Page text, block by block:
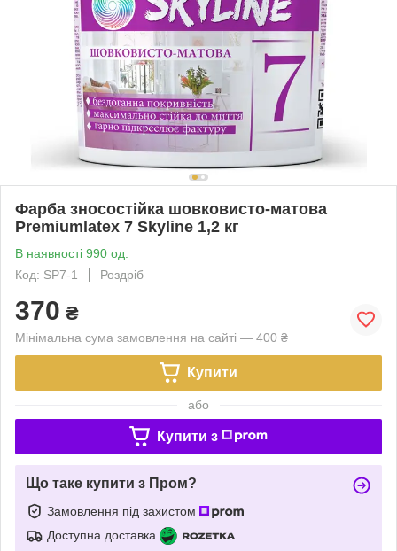
Фарба зносостійка шовковисто-матова
Premiumlatex 7 Skyline 1,2 кг
В наявності 990 од.
Код: SP7-1
Роздріб
370 ₴
Мінімальна сума замовлення на сайті — 400 ₴
Купити
або
Купити з
Що таке купити з Пром?
Замовлення під захистом
Доступна доставка